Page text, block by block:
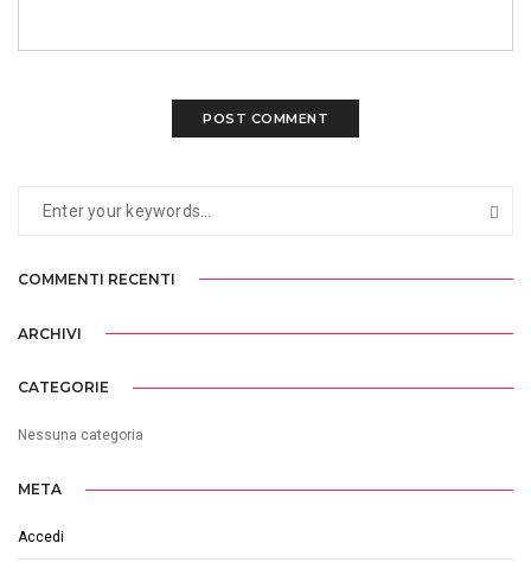
COMMENTI RECENTI
ARCHIVI
CATEGORIE
Nessuna categoria
META
Accedi